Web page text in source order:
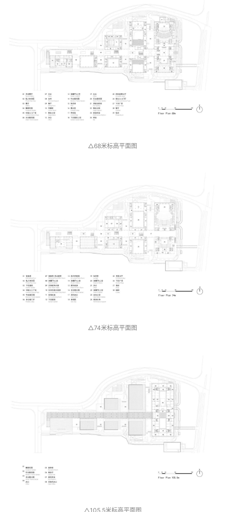
△68米标高平面图
△74米标高平面图
△105.5米标高平面图